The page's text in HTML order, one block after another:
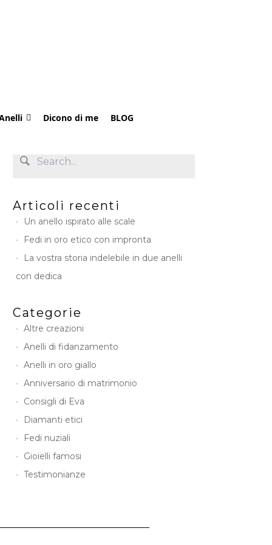
Dicono di me BLOG
Articoli recenti
Un anello ispirato alle scale
Fedi in oro etico con impronta
La vostra storia indelebile in due anelli
con dedica
Categorie
Altre creazioni
Anelli di fidanzamento
Anelli in oro giallo
Anniversario di matrimonio
Consigli di Eva
Diamanti etici
Fedi nuziali
Gioielli famosi
Testimonianze